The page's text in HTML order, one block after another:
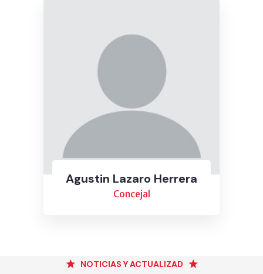
Agustin Lazaro Herrera
Concejal
NOTICIAS Y ACTUALIZAD